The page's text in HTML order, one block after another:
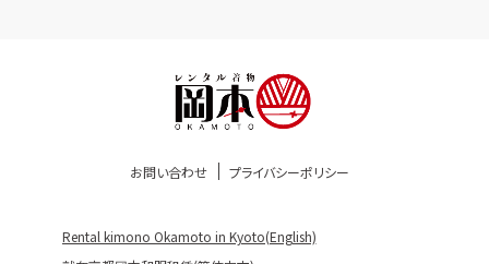
お問い合わせ プライバシーポリシー
Rental kimono Okamoto in Kyoto(English)